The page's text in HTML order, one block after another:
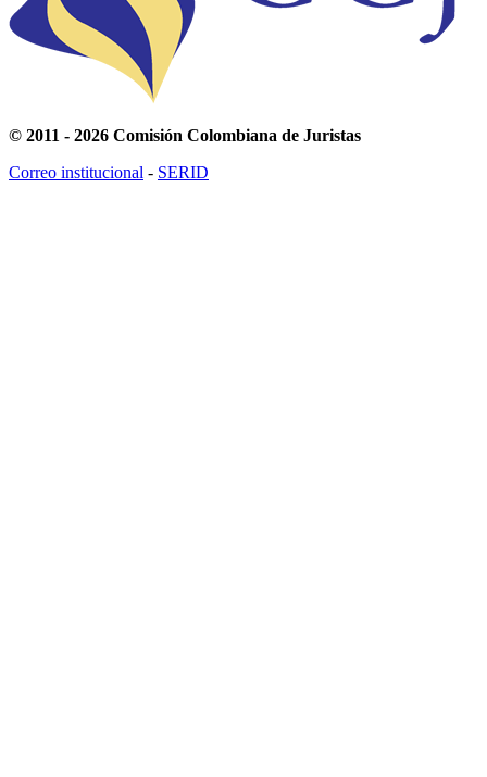
© 2011 - 2026 Comisión Colombiana de Juristas
Correo institucional - SERID